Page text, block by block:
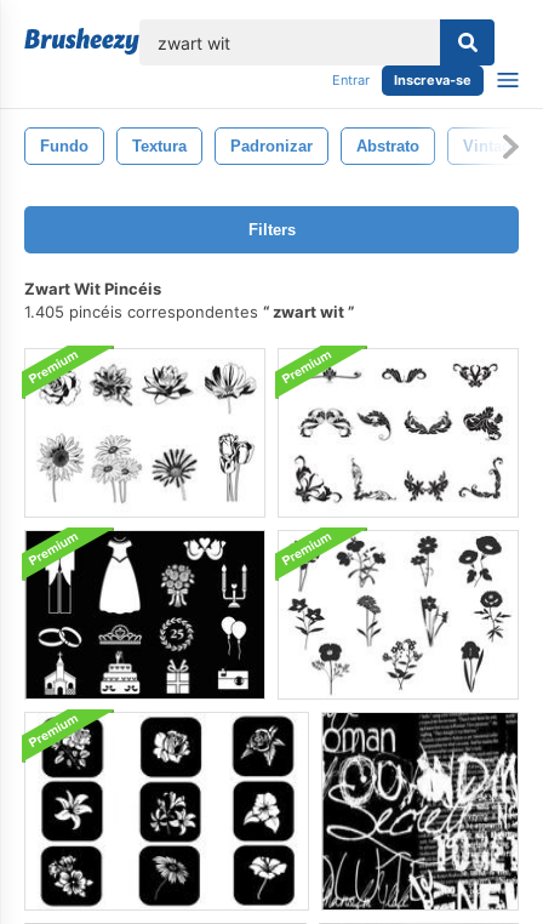
Entrar Inscreva-se
Fundo Textura Padronizar Abstrato Vintage
Filters
Zwart Wit Pincéis
1.405 pincéis correspondentes
zwart wit